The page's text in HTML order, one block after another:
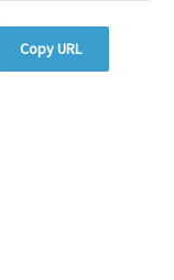
Copy URL